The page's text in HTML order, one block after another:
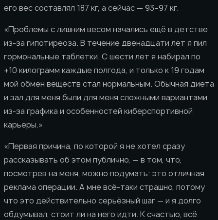
его вес составлял 187 кг, а сейчас — 93–97 кг.
«Проблемы с лишним весом начались ещё в детстве
из-за гипотиреоза. В течение двенадцати лет я пил
гормональные таблетки. С шести лет я набирал по
+10 килограмм каждые полгода, и только к 19 годам
мой обмен веществ стал нормальным. Обычная диета
и зал для меня были для меня сложными вариантами
из-за графика и особенностей киберспортивной
карьеры.»
«Первая причина, по которой я не хотел сразу
рассказывать об этом публично, — в том, что,
посмотрев на меня, можно подумать: это отличная
реклама операции. А мне всё-таки страшно, потому
что это действительно серьёзный шаг — и я долго
обдумывал, стоит ли на него идти. К счастью, всё